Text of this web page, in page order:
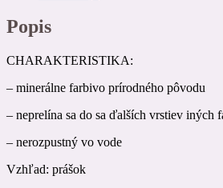
Popis
CHARAKTERISTIKA:
– minerálne farbivo prírodného pôvodu
– neprelína sa do sa ďalších vrstiev iných
– nerozpustný vo vode
Vzhľad: prášok